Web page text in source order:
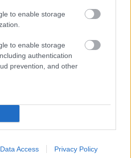
to enable storage
to enable storage
authentication
prevention, and other
Data Access Privacy Policy
Hírek